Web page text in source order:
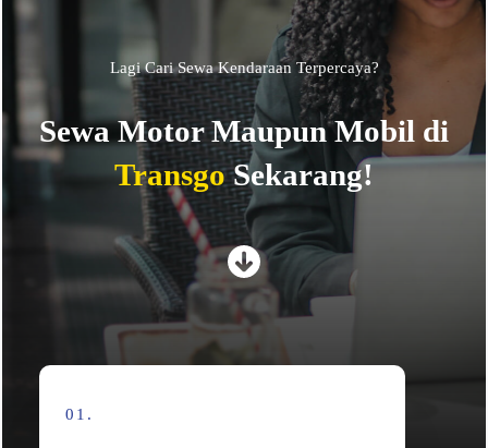
Lagi Cari Sewa Kendaraan Terpercaya?
Sewa Motor Maupun Mobil di
TransgoSekarang!
01.